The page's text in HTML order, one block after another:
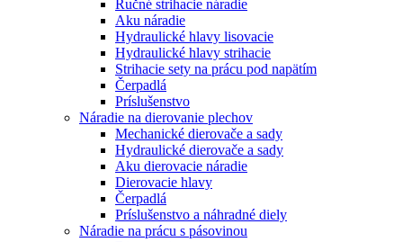
Ručné strihacie náradie
Aku náradie
Hydraulické hlavy lisovacie
Hydraulické hlavy strihacie
Strihacie sety na prácu pod napätím
Čerpadlá
Príslušenstvo
Náradie na dierovanie plechov
Mechanické dierovače a sady
Hydraulické dierovače a sady
Aku dierovacie náradie
Dierovacie hlavy
Čerpadlá
Príslušenstvo a náhradné diely
Náradie na prácu s pásovinou